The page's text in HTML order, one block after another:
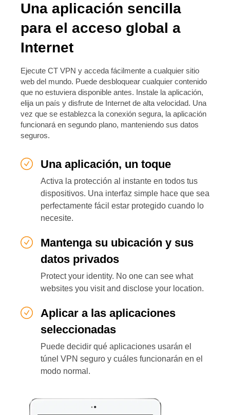
Una aplicación sencilla
para el acceso global a
Internet
Ejecute CT VPN y acceda fácilmente a cualquier sitio
web del mundo. Puede desbloquear cualquier contenido
que no estuviera disponible antes. Instale la aplicación,
elija un país y disfrute de Internet de alta velocidad. Una
vez que se establezca la conexión segura, la aplicación
funcionará en segundo plano, manteniendo sus datos
seguros.
Una aplicación, un toque
Activa la protección al instante en todos tus
dispositivos. Una interfaz simple hace que sea
perfectamente fácil estar protegido cuando lo
necesite.
Mantenga su ubicación y sus
datos privados
Protect your identity. No one can see what
websites you visit and disclose your location.
Aplicar a las aplicaciones
seleccionadas
Puede decidir qué aplicaciones usarán el
túnel VPN seguro y cuáles funcionarán en el
modo normal.